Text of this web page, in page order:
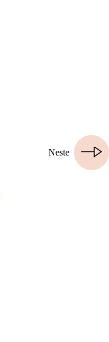
Neste